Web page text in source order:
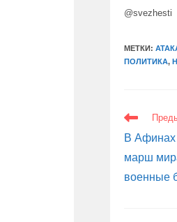
@svezhesti
МЕТКИ:
ПОЛИТИКА,
ЕЩЕ
СТАТЬИ
В
марш
военные